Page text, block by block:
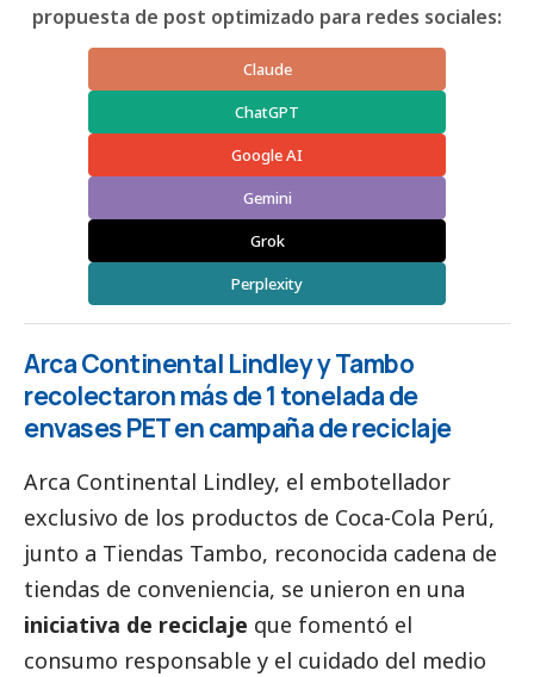
propuesta de post optimizado para redes sociales:
Claude
ChatGPT
Google AI
Gemini
Grok
Perplexity
Arca Continental Lindley y Tambo
recolectaron más de 1 tonelada de
envases PET en campaña de reciclaje
Arca Continental Lindley, el embotellador
exclusivo de los productos de Coca-Cola Perú,
junto a Tiendas Tambo, reconocida cadena de
tiendas de conveniencia, se unieron en una
iniciativa de reciclaje que fomentó el
consumo responsable y el cuidado del medio